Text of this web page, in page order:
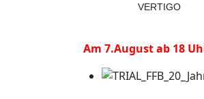
Am 7.August ab 18